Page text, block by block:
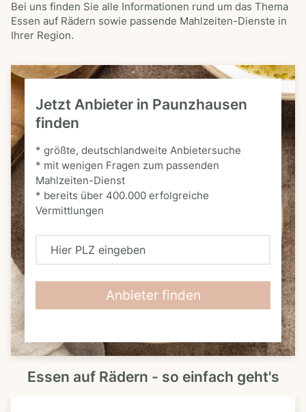
Bei uns finden Sie alle Informationen rund um das Thema
Essen auf Rädern sowie passende Mahlzeiten-Dienste in
Ihrer Region.
Jetzt Anbieter in Paunzhausen
finden
* größte, deutschlandweite Anbietersuche
* mit wenigen Fragen zum passenden
Mahlzeiten-Dienst
* bereits über 400.000 erfolgreiche
Vermittlungen
H
L
Z
Anbieter finden
Essen auf Rädern - so einfach geht's